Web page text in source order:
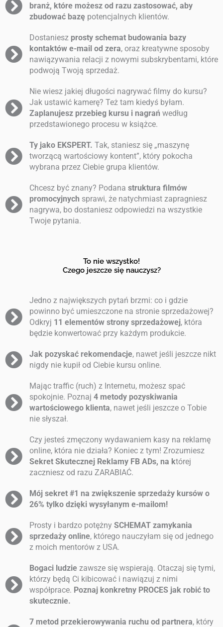
branż, które możesz od razu zastosować, aby
zbudować bazę potencjalnych klientów.
Dostaniesz prosty schemat budowania bazy
kontaktów e-mail od zera, oraz kreatywne sposoby
nawiązywania relacji z nowymi subskrybentami, które
podwoją Twoją sprzedaż.
Nie wiesz jakiej długości nagrywać filmy do kursu?
Jak ustawić kamerę? Też tam kiedyś byłam.
Zaplanujesz przebieg kursu i nagrań według
przedstawionego procesu w książce.
Ty jako EKSPERT. Tak, staniesz się „maszynę
tworzącą wartościowy kontent”, który pokocha
wybrana przez Ciebie grupa klientów.
Chcesz być znany? Podana struktura filmów
promocyjnych sprawi, że natychmiast zapragniesz
nagrywa, bo dostaniesz odpowiedzi na wszystkie
Twoje pytania.
To nie wszystko!
Czego jeszcze się nauczysz?
Jedno z największych pytań brzmi: co i gdzie
powinno być umieszczone na stronie sprzedażowej?
Odkryj 11 elementów strony sprzedażowej, która
będzie konwertować przy każdym produkcie.
Jak pozyskać rekomendacje, nawet jeśli jeszcze nikt
nigdy nie kupił od Ciebie kursu online.
Mając traffic (ruch) z Internetu, możesz spać
spokojnie. Poznaj 4 metody pozyskiwania
wartościowego klienta, nawet jeśli jeszcze o Tobie
nie słyszał.
Czy jesteś zmęczony wydawaniem kasy na reklamę
online, która nie działa? Koniec z tym! Zrozumiesz
Sekret Skutecznej Reklamy FB ADs, na której
zaczniesz od razu ZARABIAĆ.
Mój sekret #1 na zwiększenie sprzedaży kursów o
26% tylko dzięki wysyłanym e-mailom!
Prosty i bardzo potężny SCHEMAT zamykania
sprzedaży online, którego nauczyłam się od jednego
z moich mentorów z USA.
Bogaci ludziezawsze się wspierają. Otaczaj się tymi,
którzy będą Ci kibicować i nawiązuj z nimi
współprace. Poznaj konkretny PROCES jak robić to
skutecznie.
7 metod przekierowywania ruchu od partnera, który